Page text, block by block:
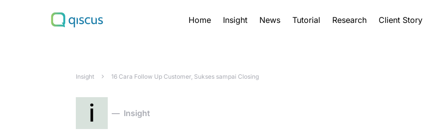
Home Insight News Tutorial Research Client Story
Search for:
Insight 16 Cara Follow Up Customer, Sukses sampai Closing
i Insight